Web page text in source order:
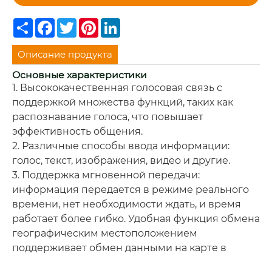
ShareFacebook
TwitterPinterest
Описание продукта
Основные характеристики
1. Высококачественная голосовая связь с
поддержкой множества функций, таких как
распознавание голоса, что повышает
эффективность общения.
2. Различные способы ввода информации:
голос, текст, изображения, видео и другие.
3. Поддержка мгновенной передачи:
информация передается в режиме реального
времени, нет необходимости ждать, и время
работает более гибко. Удобная функция обмена
географическим местоположением
поддерживает обмен данными на карте в